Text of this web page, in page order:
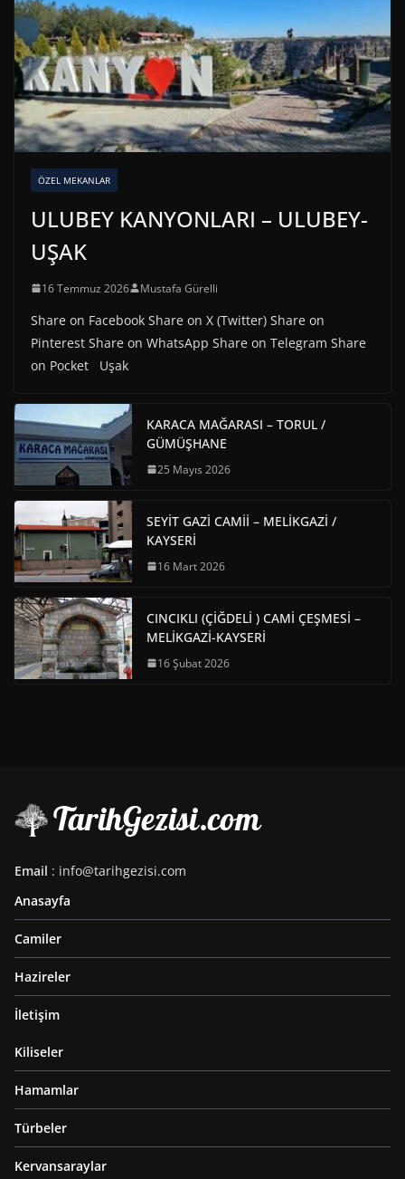
ÖZEL MEKANLAR
ULUBEY KANYONLARI – ULUBEY-
UŞAK
16 Temmuz 2026 Mustafa Gürelli
Share on Facebook Share on X (Twitter) Share on
Pinterest Share on WhatsApp Share on Telegram Share
on Pocket Uşak
KARACA MAĞARASI – TORUL /
GÜMÜŞHANE
25 Mayıs 2026
SEYİT GAZİ CAMİİ – MELİKGAZİ /
KAYSERİ
16 Mart 2026
CINCIKLI (ÇİĞDELİ ) CAMİ ÇEŞMESİ –
MELİKGAZİ-KAYSERİ
16 Şubat 2026
Email : info@tarihgezisi.com
Anasayfa
Camiler
Hazireler
İletişim
Kiliseler
Hamamlar
Türbeler
Kervansaraylar